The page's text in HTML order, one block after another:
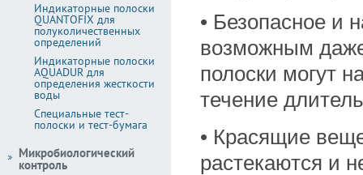
• Безопасное и
возможным
полоски могут
течение
• Красящие
растекаются и
Индикаторные полоски
QUANTOFIX для
полуколичественных
определений
Индикаторные полоски
AQUADUR для
определения жесткости
воды
Специальные тест-
полоски и тест-бумага
Микробиологический
контроль